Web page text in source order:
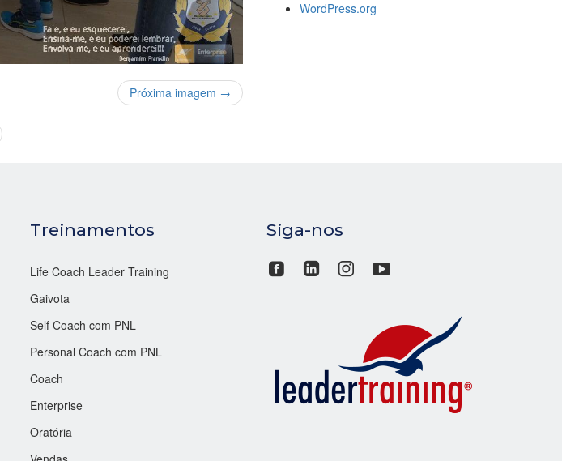
Próxima imagem →
WordPress.org
Treinamentos
Life Coach Leader Training
Gaivota
Self Coach com PNL
Personal Coach com PNL
Coach
Enterprise
Oratória
Siga-nos